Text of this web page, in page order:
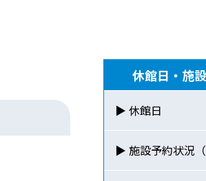
休館日・施
▶ 休館日
▶ 施設予約状況（